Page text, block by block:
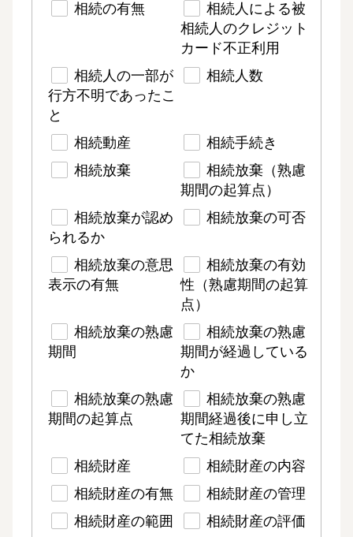
相続の有無
相続人による被
相続人のクレジット
カード不正利用
相続人の一部が
行方不明であったこ
と
相続人数
相続動産
相続手続き
相続放棄
相続放棄（熟慮
期間の起算点）
相続放棄が認め
られるか
相続放棄の可否
相続放棄の意思
表示の有無
相続放棄の有効
性（熟慮期間の起算
点）
相続放棄の熟慮
期間
相続放棄の熟慮
期間が経過している
か
相続放棄の熟慮
期間の起算点
相続放棄の熟慮
期間経過後に申し立
てた相続放棄
相続財産
相続財産の内容
相続財産の有無
相続財産の管理
相続財産の範囲
相続財産の評価